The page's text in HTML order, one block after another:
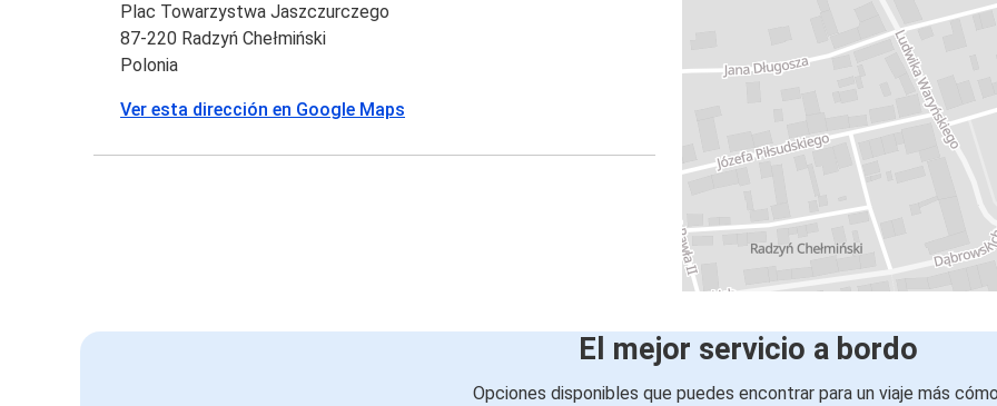
Plac Towarzystwa Jaszczurczego
87-220 Radzyń Chełmiński
Polonia
Ver esta dirección en Google Maps
El mejor servicio a bordo
Opciones disponibles que puedes encontrar para un viaje más